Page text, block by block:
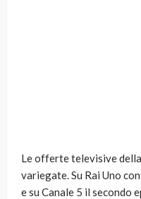
Le offerte televisive
variegate. Su Rai Uno
e su Canale 5 il secondo